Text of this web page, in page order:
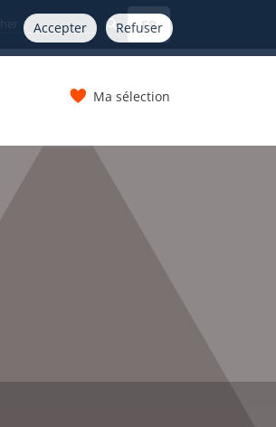
Accepter Refuser
FR
Ma sélection